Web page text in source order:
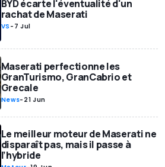
BYD écarte l'éventualité d'un
rachat de Maserati
VS - 7 Jul
Maserati perfectionne les
GranTurismo, GranCabrio et
Grecale
News- 21 Jun
Le meilleur moteur de Maserati ne
disparaît pas, mais il passe à
l’hybride